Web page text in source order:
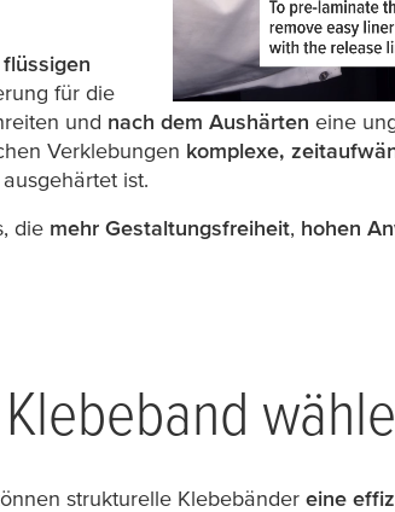
für die
und nach dem Aushärten eine
Verklebungen komplexe,
ist.
die mehr Gestaltungsfreiheit, hohen
strukturelle Klebebänder eine